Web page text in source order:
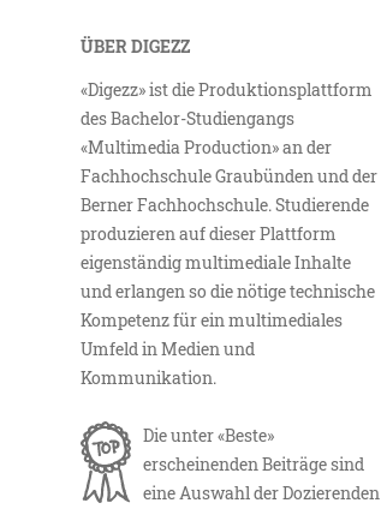
ÜBER DIGEZZ
«Digezz» ist die Produktionsplattform
des Bachelor-Studiengangs
«Multimedia Production» an der
Fachhochschule Graubünden und der
Berner Fachhochschule. Studierende
produzieren auf dieser Plattform
eigenständig multimediale Inhalte
und erlangen so die nötige technische
Kompetenz für ein multimediales
Umfeld in Medien und
Kommunikation.
Die unter «Beste»
erscheinenden Beiträge sind
eine Auswahl der Dozierenden